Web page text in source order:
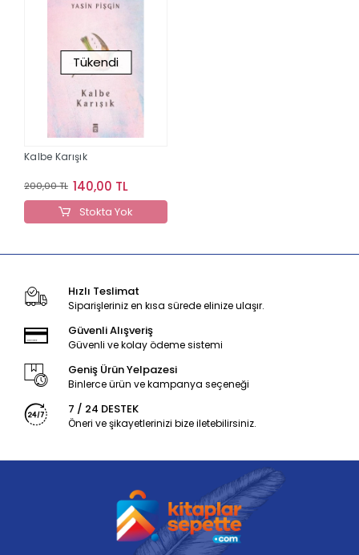
Tükendi
Kalbe Karışık
200,00 TL 140,00 TL
Stokta Yok
Hızlı Teslimat
Siparişleriniz en kısa sürede elinize ulaşır.
Güvenli Alışveriş
Güvenli ve kolay ödeme sistemi
Geniş Ürün Yelpazesi
Binlerce ürün ve kampanya seçeneği
7 / 24 DESTEK
Öneri ve şikayetlerinizi bize iletebilirsiniz.